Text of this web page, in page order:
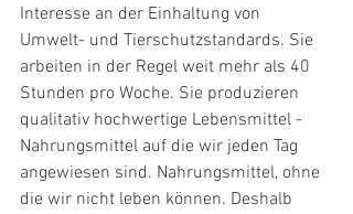
Interesse an der Einhaltung von
Umwelt- und Tierschutzstandards. Sie
arbeiten in der Regel weit mehr als 40
Stunden pro Woche. Sie produzieren
qualitativ hochwertige Lebensmittel -
Nahrungsmittel auf die wir jeden Tag
angewiesen sind. Nahrungsmittel, ohne
die wir nicht leben können. Deshalb